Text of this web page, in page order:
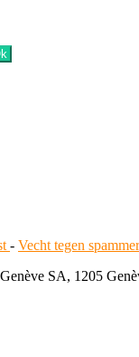
- Vecht tegen
SA, 1205